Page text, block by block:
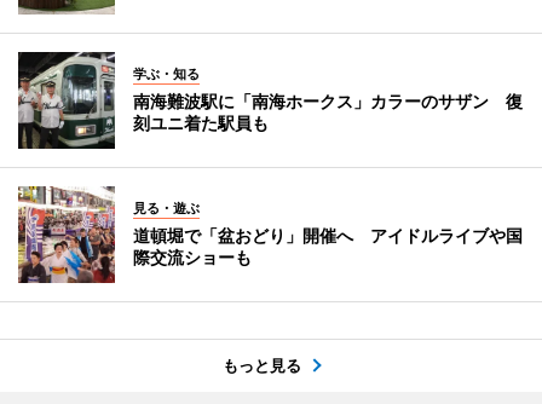
学ぶ・知る
南海難波駅に「南海ホークス」カラーのサザン 復
刻ユニ着た駅員も
見る・遊ぶ
道頓堀で「盆おどり」開催へ アイドルライブや国
際交流ショーも
もっと見る